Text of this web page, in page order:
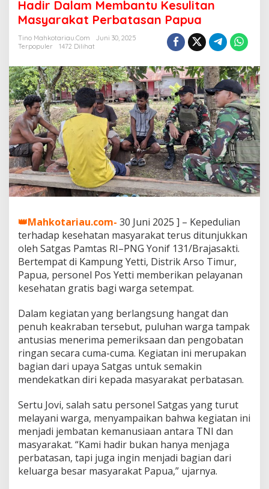
a
s
Y
i
f
1
3
1
/
B
r
a
j
a
s
a
t
S
e
l
a
u
a
d
i
D
a
l
m
M
e
m
b
a
n
t
Hadir Dalam Membantu Kesulitan
Masyarakat Perbatasan Papua
Tino Mahkotariau.com
Juni 30, 2025
Terpopuler
1472 Dilihat
👑Mahkotariau.com- 30 Juni 2025 ] – Kepedulian
terhadap kesehatan masyarakat terus ditunjukkan
oleh Satgas Pamtas RI–PNG Yonif 131/Brajasakti.
Bertempat di Kampung Yetti, Distrik Arso Timur,
Papua, personel Pos Yetti memberikan pelayanan
kesehatan gratis bagi warga setempat.
Dalam kegiatan yang berlangsung hangat dan
penuh keakraban tersebut, puluhan warga tampak
antusias menerima pemeriksaan dan pengobatan
ringan secara cuma-cuma. Kegiatan ini merupakan
bagian dari upaya Satgas untuk semakin
mendekatkan diri kepada masyarakat perbatasan.
Sertu Jovi, salah satu personel Satgas yang turut
melayani warga, menyampaikan bahwa kegiatan ini
menjadi jembatan kemanusiaan antara TNI dan
masyarakat. “Kami hadir bukan hanya menjaga
perbatasan, tapi juga ingin menjadi bagian dari
keluarga besar masyarakat Papua,” ujarnya.